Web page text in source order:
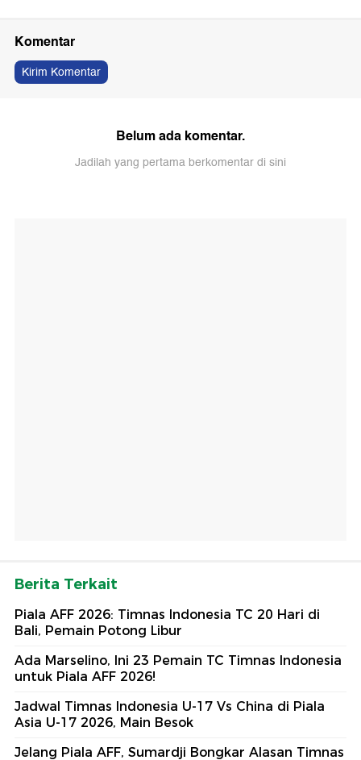
Komentar
Kirim Komentar
Belum ada komentar.
Jadilah yang pertama berkomentar di sini
Berita Terkait
Piala AFF 2026: Timnas Indonesia TC 20 Hari di
Bali, Pemain Potong Libur
Ada Marselino, Ini 23 Pemain TC Timnas Indonesia
untuk Piala AFF 2026!
Jadwal Timnas Indonesia U-17 Vs China di Piala
Asia U-17 2026, Main Besok
Jelang Piala AFF, Sumardji Bongkar Alasan Timnas